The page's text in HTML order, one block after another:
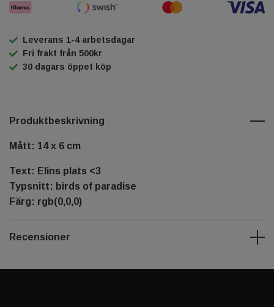
Leverans 1-4 arbetsdagar
Fri frakt från 500kr
30 dagars öppet köp
Produktbeskrivning
Mått: 14 x 6 cm
Text: Elins plats <3
Typsnitt: birds of paradise
Färg: rgb(0,0,0)
Recensioner